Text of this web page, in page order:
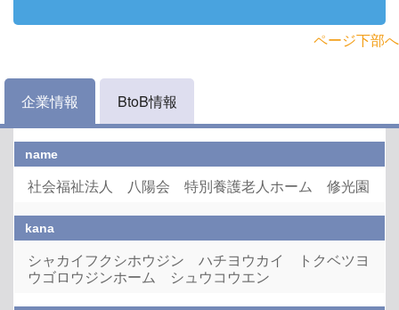
企業の方
お問い合わせ
ページ下部へ
企業情報 BtoB情報
name
社会福祉法人 八陽会 特別養護老人ホーム 修光園
kana
シャカイフクシホウジン ハチヨウカイ トクベツヨ
ウゴロウジンホーム シュウコウエン